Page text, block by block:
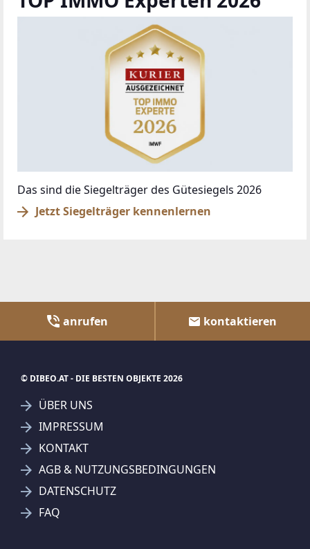
Das sind die Siegelträger des Gütesiegels 2026
Jetzt Siegelträger kennenlernen
anrufen kontaktieren
© DIBEO.AT - DIE BESTEN OBJEKTE 2026
ÜBER UNS
IMPRESSUM
KONTAKT
AGB & NUTZUNGSBEDINGUNGEN
DATENSCHUTZ
FAQ